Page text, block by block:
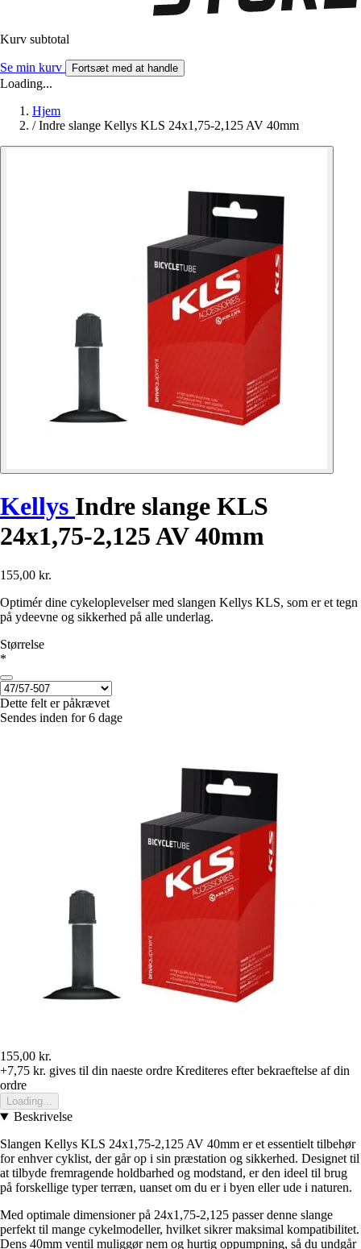
Kurv subtotal
Se min kurv Fortsæt med at handle
Loading...
Hjem
/ Indre slange Kellys KLS 24x1,75-2,125 AV 40mm
Kellys Indre slange KLS
24x1,75-2,125 AV 40mm
155,00 kr.
Optimér dine cykeloplevelser med slangen Kellys KLS, som er et tegn
på ydeevne og sikkerhed på alle underlag.
Størrelse
*
Dette felt er påkrævet
Sendes inden for 6 dage
155,00 kr.
+7,75 kr. gives til din naeste ordre Krediteres efter bekraeftelse af din
ordre
Loading...
Beskrivelse
Slangen Kellys KLS 24x1,75-2,125 AV 40mm er et essentielt tilbehør
for enhver cyklist, der går op i sin præstation og sikkerhed. Designet til
at tilbyde fremragende holdbarhed og modstand, er den ideel til brug
på forskellige typer terræn, uanset om du er i byen eller ude i naturen.
Med optimale dimensioner på 24x1,75-2,125 passer denne slange
perfekt til mange cykelmodeller, hvilket sikrer maksimal kompatibilitet.
Dens 40mm ventil muliggør nem og hurtig oppumpning, så du undgår